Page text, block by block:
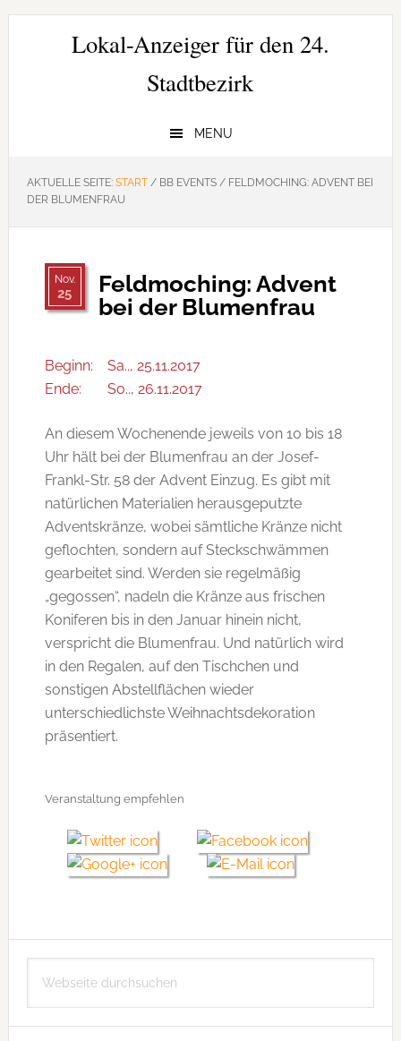
Zur
Hauptnavigation
Zum
Zur
SeitenspalteLokal-Anzeiger für den 24.
Stadtbezirk
MENU
AKTUELLE SEITE: START /BB EVENTS /FELDMOCHING: ADVENT BEI
DER BLUMENFRAU
Nov.
25
Feldmoching: Advent
bei der Blumenfrau
Beginn:
Sa.., 25.11.2017
Ende:
So.., 26.11.2017
An diesem Wochenende jeweils von 10 bis 18
Uhr hält bei der Blumenfrau an der Josef-
Frankl-Str. 58 der Advent Einzug. Es gibt mit
natürlichen Materialien herausgeputzte
Adventskränze, wobei sämtliche Kränze nicht
geflochten, sondern auf Steckschwämmen
gearbeitet sind. Werden sie regelmäßig
„gegossen“, nadeln die Kränze aus frischen
Koniferen bis in den Januar hinein nicht,
verspricht die Blumenfrau. Und natürlich wird
in den Regalen, auf den Tischchen und
sonstigen Abstellflächen wieder
unterschiedlichste Weihnachtsdekoration
präsentiert.
Veranstaltung empfehlen
Seitenspalte
durchsuchen